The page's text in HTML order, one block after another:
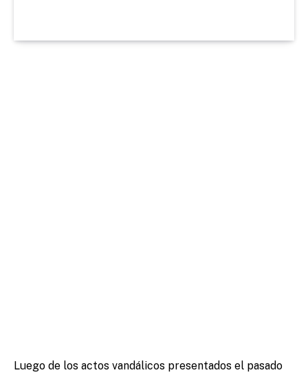
Luego de los actos vandálicos presentados el pasado